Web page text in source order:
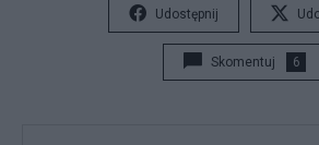
Udostępnij
Skomentuj 6